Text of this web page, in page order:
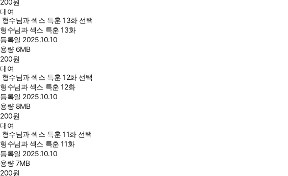
200원
대여
형수님과 섹스 특훈 13화 선택
형수님과 섹스 특훈 13화
등록일 2025.10.10
용량 6MB
200원
대여
형수님과 섹스 특훈 12화 선택
형수님과 섹스 특훈 12화
등록일 2025.10.10
용량 8MB
200원
대여
형수님과 섹스 특훈 11화 선택
형수님과 섹스 특훈 11화
등록일 2025.10.10
용량7MB
200원